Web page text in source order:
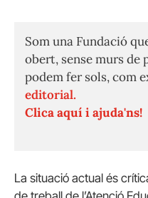
Som una Fundació
obert, sense murs de
podem fer sols, com
editorial.
Clica aquí i ajuda'ns!
La situació actual és